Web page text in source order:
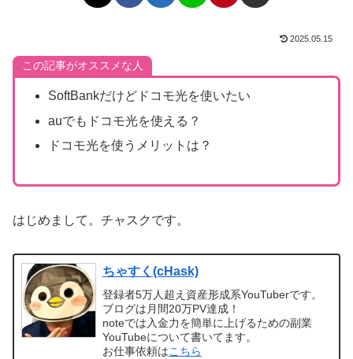
2025.05.15
この記事がオススメな人
SoftBankだけどドコモ光を使いたい
auでもドコモ光を使える？
ドコモ光を使うメリットは？
はじめまして。チャスクです。
ちゃすく(cHask)
登録者5万人超え資産形成系YouTuberです。
ブログは月間20万PV達成！
noteでは入金力を簡単に上げるための副業
YouTubeについて書いてます。
お仕事依頼はこちら